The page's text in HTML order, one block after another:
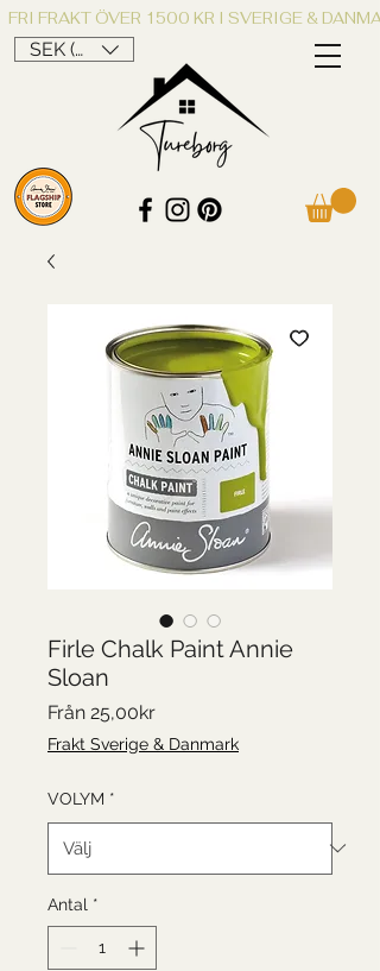
SEK (kr)
FRI FRAKT ÖVER 1500 KR I SVERIGE &
Firle Chalk Paint Annie
Sloan
Från 25,00krReapris
Frakt Sverige & Danmark
VOLYM *
Antal *